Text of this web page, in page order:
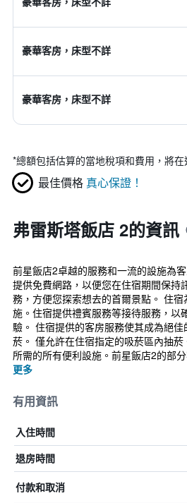
豪華客房，床型不詳
豪華客房，床型不詳
*總額包括估算的當地稅項和費用，將在
最佳價格 真心保證！
弗雷斯塔飯店 2的資訊
前星飯店2卓越的服務和一流的設施為
提供免費網路，以便您在住宿期間保持
務，方便您探索想去的首爾景點。 住
施。住宿提供禮賓服務等接待服務，以
驗。 住宿提供的客房服務使其成為絕
菸。 僅允許在住宿指定的吸菸區內抽
所需的所有便利設施。前星飯店2的部
更多
有用資訊
入住時間
退房時間
付款和取消